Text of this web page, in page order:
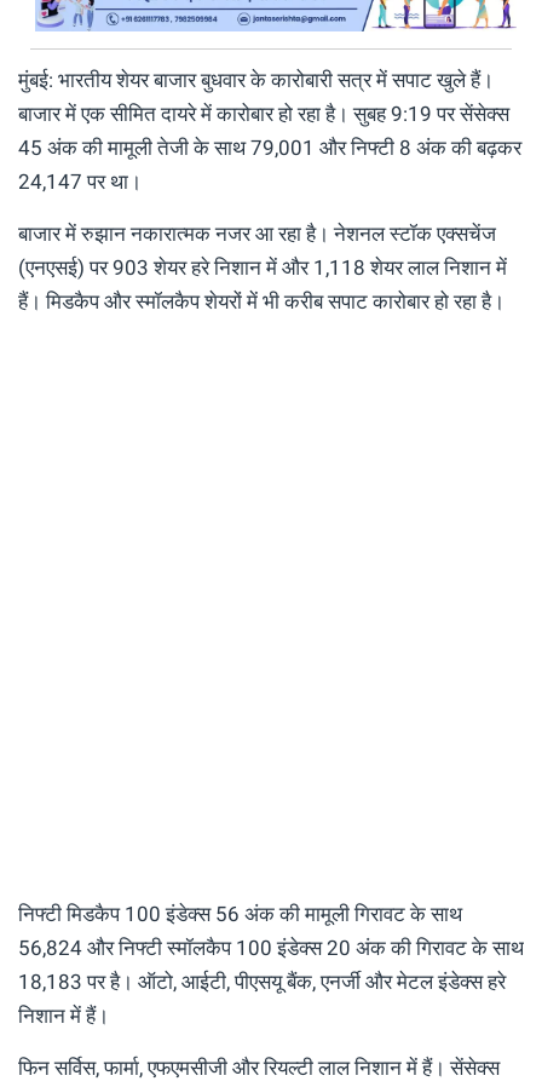
मुंबई: भारतीय शेयर बाजार बुधवार के कारोबारी सत्र में सपाट खुले हैं।
बाजार में एक सीमित दायरे में कारोबार हो रहा है। सुबह 9:19 पर सेंसेक्स
45 अंक की मामूली तेजी के साथ 79,001 और निफ्टी 8 अंक की बढ़कर
24,147 पर था।
बाजार में रुझान नकारात्मक नजर आ रहा है। नेशनल स्टॉक एक्सचेंज
(एनएसई) पर 903 शेयर हरे निशान में और 1,118 शेयर लाल निशान में
हैं। मिडकैप और स्मॉलकैप शेयरों में भी करीब सपाट कारोबार हो रहा है।
निफ्टी मिडकैप 100 इंडेक्स 56 अंक की मामूली गिरावट के साथ
56,824 और निफ्टी स्मॉलकैप 100 इंडेक्स 20 अंक की गिरावट के साथ
18,183 पर है। ऑटो, आईटी, पीएसयू बैंक, एनर्जी और मेटल इंडेक्स हरे
निशान में हैं।
फिन सर्विस, फार्मा, एफएमसीजी और रियल्टी लाल निशान में हैं। सेंसेक्स